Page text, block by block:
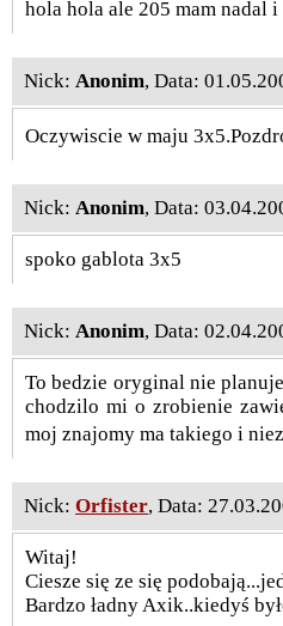
hola hola ale 205 mam
Nick: Anonim, Data:
Oczywiscie w maju
Nick: Anonim, Data:
spoko gablota 3x5
Nick: Anonim, Data:
To bedzie oryginal nie
chodzilo mi o zrobienie
moj znajomy ma takiego i
Nick: Orfister, Data:
Witaj!
Ciesze się ze się
Bardzo ładny Axik..kiedyś